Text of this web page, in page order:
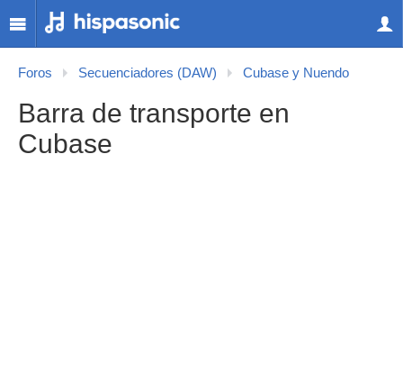
Foros Secuenciadores (DAW) Cubase y Nuendo
Barra de transporte en
Cubase